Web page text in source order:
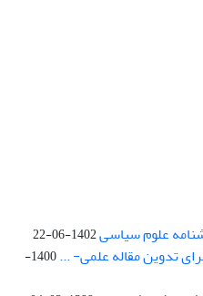
علوم سیاسی1402-06-22
تدوین مقاله علمی- ...
1400-